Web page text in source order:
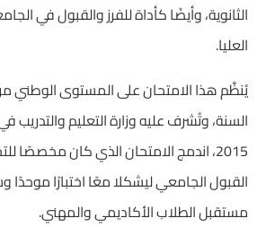
الثانوية، وأيضًا كأداة للفرز والقبول في
العليا.
يُنظَّم هذا الامتحان على المستوى الوطني
السنة، وتُشرف عليه وزارة التعليم والتدريب
2015، اندمج الامتحان الذي كان مخصصًا
القبول الجامعي ليشكلا معًا اختبارًا موحدًا
مستقبل الطلاب الأكاديمي والمهني.